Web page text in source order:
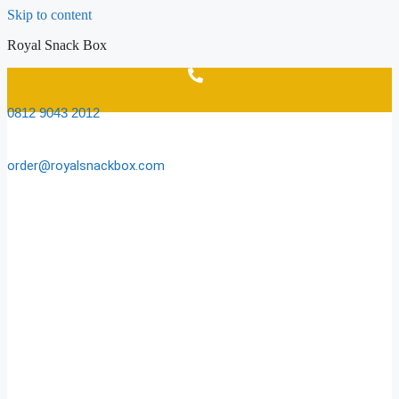
Skip to content
Royal Snack Box
0812 9043 2012
order@royalsnackbox.com